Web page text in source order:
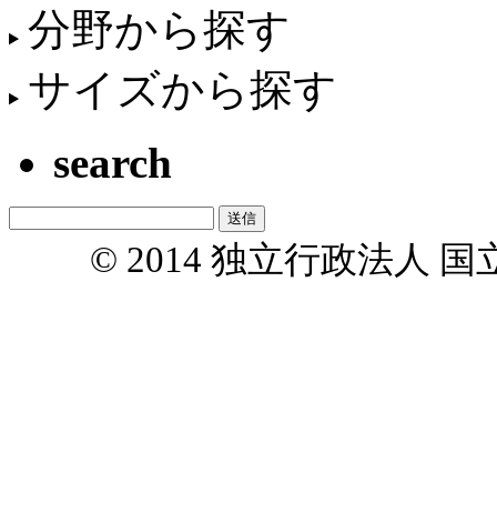
分野から探す
サイズから探す
search
© 2014 独立行政法人 国